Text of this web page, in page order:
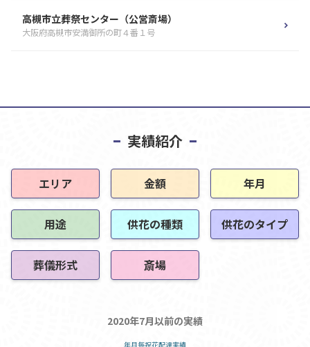
高槻市立葬祭センター（公営斎場）
大阪府高槻市安満御所の町４番１号
実績紹介
エリア 金額 年月
用途 供花の種類 供花のタイプ
葬儀形式 斎場
2020年7月以前の実績
年月毎祝花配達実績